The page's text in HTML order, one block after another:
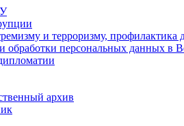
и терроризму, профилактика
обработки персональных данных в
архив